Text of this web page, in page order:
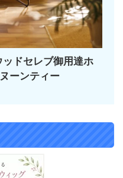
ドセレブ御用達ホ
ーンティー